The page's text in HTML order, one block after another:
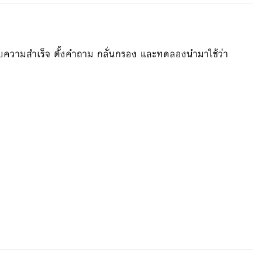
ามสำเร็จ ตั้งคำถาม กลั่นกรอง และทดลองนำมาใช้ว่า